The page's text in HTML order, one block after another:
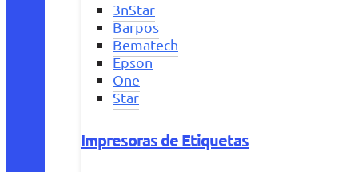
3nStar
Barpos
Bematech
Epson
One
Star
Impresoras de Etiquetas